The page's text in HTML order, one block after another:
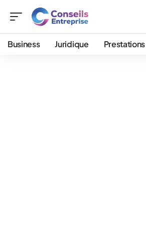
Business Juridique Prestations